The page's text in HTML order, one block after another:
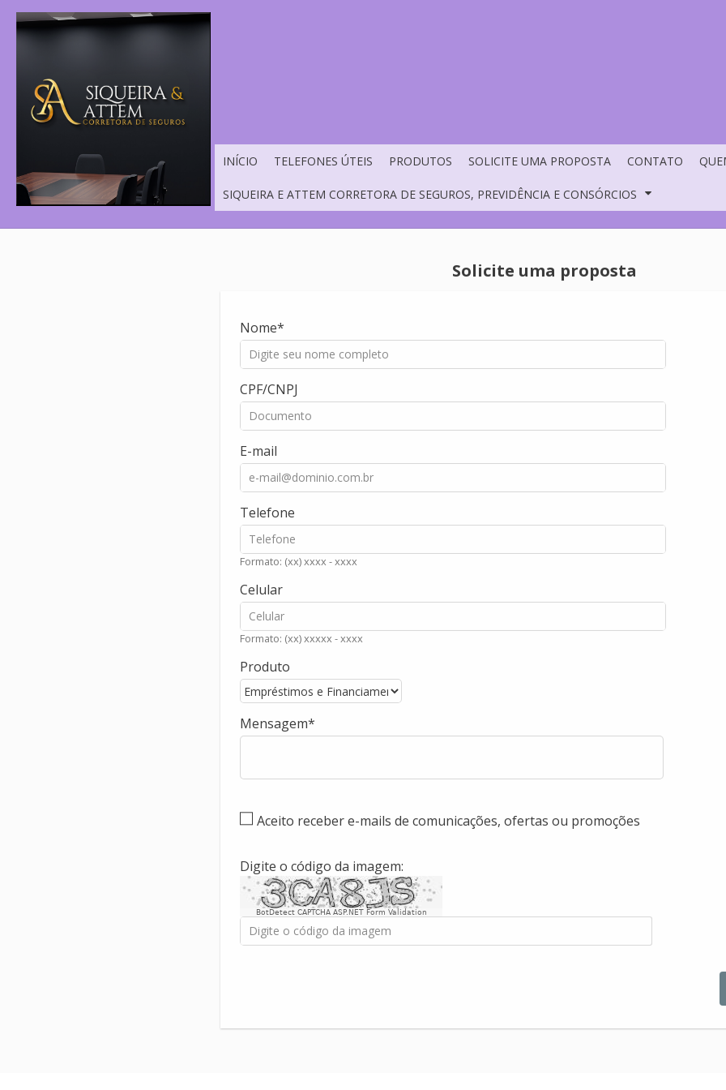
INÍCIO TELEFONES ÚTEIS PRODUTOS SOLICITE UMA PROPOSTA CONTATO
SIQUEIRA E ATTEM CORRETORA DE SEGUROS, PREVIDÊNCIA E CONSÓRCIOS
Solicite uma proposta
Nome
CPF/CNPJ
E-mail
Telefone
Formato: (xx) xxxx - xxxx
Celular
Formato: (xx) xxxxx - xxxx
Produto
Mensagem
Aceito receber e-mails de comunicações, ofertas ou promoções
Digite o código da imagem:
BotDetect CAPTCHA ASP.NET Form Validation